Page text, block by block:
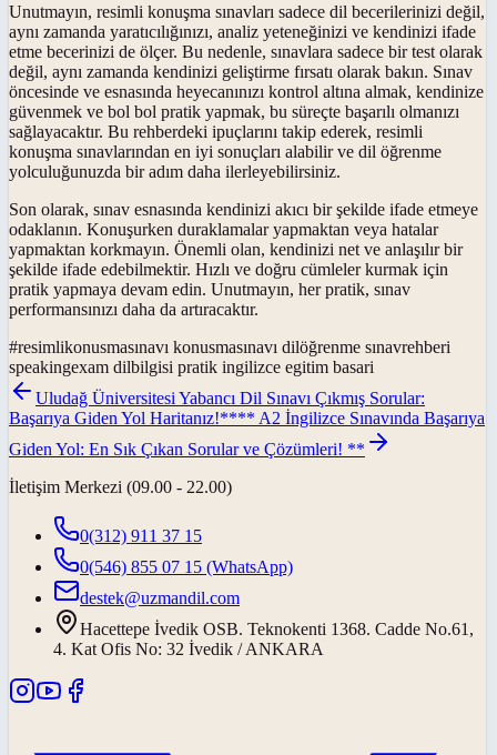
Unutmayın, resimli konuşma sınavları sadece dil becerilerinizi değil,
aynı zamanda yaratıcılığınızı, analiz yeteneğinizi ve kendinizi ifade
etme becerinizi de ölçer. Bu nedenle, sınavlara sadece bir test olarak
değil, aynı zamanda kendinizi geliştirme fırsatı olarak bakın. Sınav
öncesinde ve esnasında heyecanınızı kontrol altına almak, kendinize
güvenmek ve bol bol pratik yapmak, bu süreçte başarılı olmanızı
sağlayacaktır. Bu rehberdeki ipuçlarını takip ederek, resimli
konuşma sınavlarından en iyi sonuçları alabilir ve dil öğrenme
yolculuğunuzda bir adım daha ilerleyebilirsiniz.
Son olarak, sınav esnasında kendinizi akıcı bir şekilde ifade etmeye
odaklanın. Konuşurken duraklamalar yapmaktan veya hatalar
yapmaktan korkmayın. Önemli olan, kendinizi net ve anlaşılır bir
şekilde ifade edebilmektir. Hızlı ve doğru cümleler kurmak için
pratik yapmaya devam edin. Unutmayın, her pratik, sınav
performansınızı daha da artıracaktır.
#resimlikonusmasınavı konusmasınavı dilöğrenme sınavrehberi
speakingexam dilbilgisi pratik ingilizce egitim basari
Uludağ Üniversitesi Yabancı Dil Sınavı Çıkmış Sorular:
Başarıya Giden Yol Haritanız!**** A2 İngilizce Sınavında Başarıya
Giden Yol: En Sık Çıkan Sorular ve Çözümleri! **
İletişim Merkezi (09.00 - 22.00)
0(312) 911 37 15
0(546) 855 07 15 (WhatsApp)
destek@uzmandil.com
Hacettepe İvedik OSB. Teknokenti 1368. Cadde No.61,
4. Kat Ofis No: 32 İvedik / ANKARA